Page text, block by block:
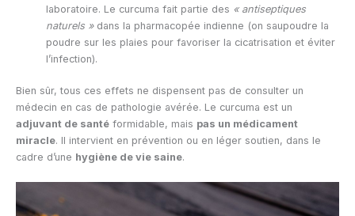
laboratoire. Le curcuma fait partie des « antiseptiques
naturels »dans la pharmacopée indienne (on saupoudre la
poudre sur les plaies pour favoriser la cicatrisation et éviter
l’infection).
Bien sûr, tous ces effets ne dispensent pas de consulter un
médecin en cas de pathologie avérée. Le curcuma est un
adjuvant de santé formidable, mais pas un médicament
miracle. Il intervient en prévention ou en léger soutien, dans le
cadre d’une hygiène de vie saine.